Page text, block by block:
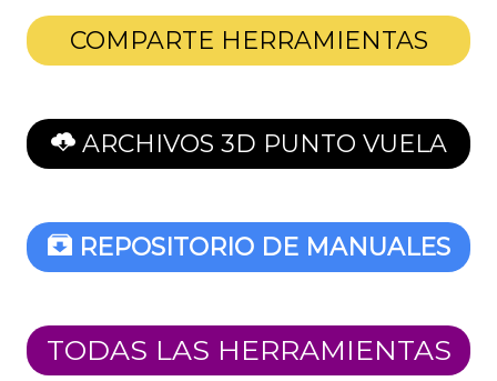
COMPARTE HERRAMIENTAS
ARCHIVOS 3D PUNTO VUELA
REPOSITORIO DE MANUALES
TODAS LAS HERRAMIENTAS